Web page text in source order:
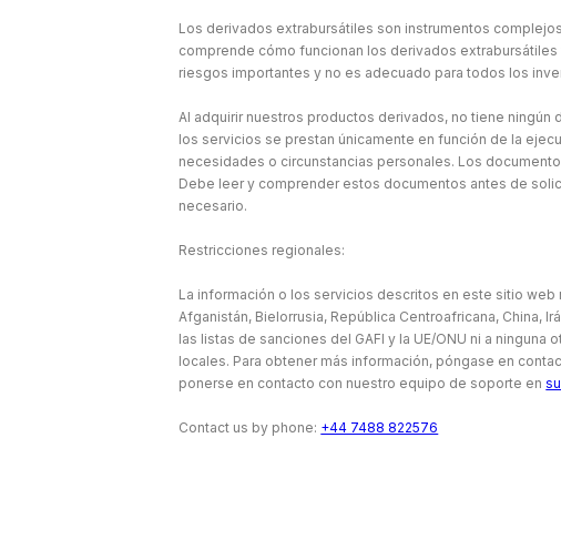
Los derivados extrabursátiles son instrumentos
comprende cómo funcionan los derivados
riesgos importantes y no es adecuado para todos los
Al adquirir nuestros productos derivados, no tiene
los servicios se prestan únicamente en función de la
necesidades o circunstancias personales. Los
Debe leer y comprender estos documentos antes de
necesario.
Restricciones regionales:
La información o los servicios descritos en este sitio web
Afganistán, Bielorrusia, República Centroafricana, China,
las listas de sanciones del GAFI y la UE/ONU ni a
locales. Para obtener más información, póngase en
ponerse en contacto con nuestro equipo de soporte en
Contact us by phone: +44 7488 822576